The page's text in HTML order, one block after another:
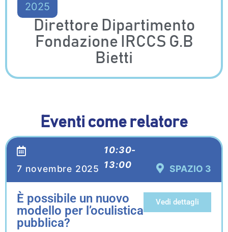
2025
Direttore Dipartimento
Fondazione IRCCS G.B
Bietti
Eventi come relatore
7 novembre 2025
10:30-
13:00
SPAZIO 3
È possibile un nuovo
modello per l’oculistica
pubblica?
Vedi dettagli